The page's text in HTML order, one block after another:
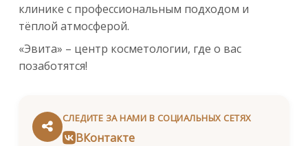
клинике с профессиональным подходом и
тёплой атмосферой.
«Эвита» – центр косметологии, где о вас
позаботятся!
СЛЕДИТЕ ЗА НАМИ В СОЦИАЛЬНЫХ СЕТЯХ
ВКонтакте